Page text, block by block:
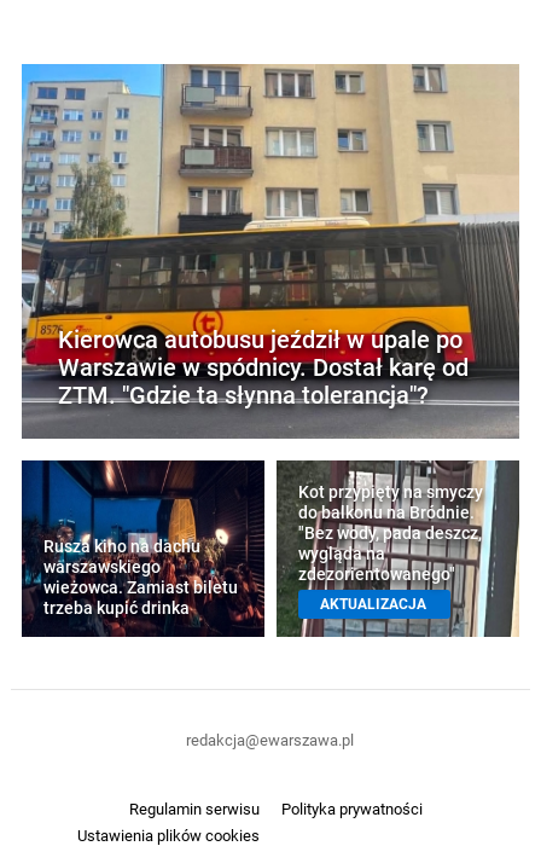
Kierowca autobusu jeździł w upale po
Warszawie w spódnicy. Dostał karę od
ZTM. "Gdzie ta słynna tolerancja"?
Rusza kino na dachu
warszawskiego
wieżowca. Zamiast biletu
trzeba kupić drinka
Kot przypięty na smyczy
do balkonu na Bródnie.
"Bez wody, pada deszcz,
wygląda na
zdezorientowanego"
AKTUALIZACJA
Regulamin serwisu
Polityka prywatności
Ustawienia plików cookies
redakcja@ewarszawa.pl